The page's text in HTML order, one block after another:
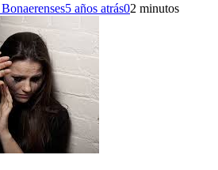
5 años atrás02 minutos